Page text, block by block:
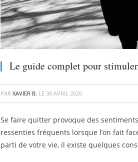
Le guide complet pour
PAR XAVIER B. LE 30 AVRIL 2020
Se faire quitter provoque des
ressenties fréquents lorsque l’on fait
parti de votre vie, il existe quelques